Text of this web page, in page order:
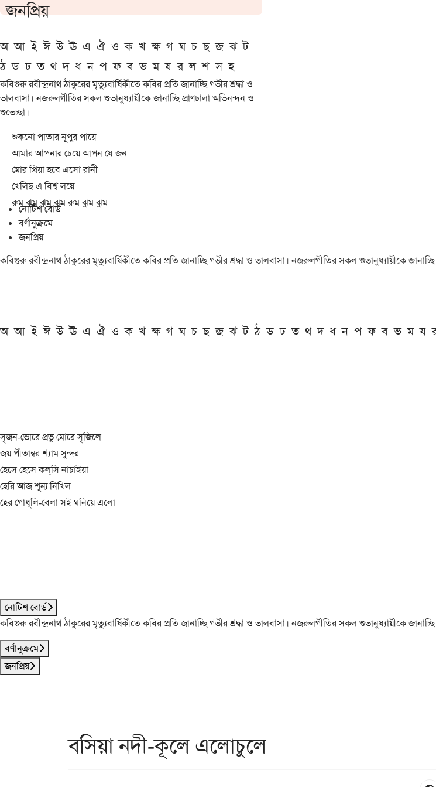
জনপ্রিয়
অ আ ই ঈ উ ঊ এ ঐ ও ক খ ক্ষ গ ঘ চ ছ জ ঝ ট
ঠ ড ঢ ত থ দ ধ ন প ফ ব ভ ম য র ল শ স হ
কবিগুরু রবীন্দ্রনাথ ঠাকুরের মৃত্যুবার্ষিকীতে কবির প্রতি জানাচ্ছি গভীর শ্রদ্ধা ও
ভালবাসা। নজরুলগীতির সকল শুভানুধ্যায়ীকে জানাচ্ছি প্রাণঢালা অভিনন্দন ও
শুভেচ্ছা।
শুকনো পাতার নূপুর পায়ে
আমার আপনার চেয়ে আপন যে জন
মোর প্রিয়া হবে এসো রানী
খেলিছ এ বিশ্ব লয়ে
রুম্ ঝুম্ ঝুম্ ঝুম্ রুম্ ঝুম্ ঝুম্
নোটিশ বোর্ড
বর্ণানুক্রমে
জনপ্রিয়
কবিগুরু রবীন্দ্রনাথ ঠাকুরের মৃত্যুবার্ষিকীতে কবির প্রতি জানাচ্ছি গভীর শ্রদ্ধা ও ভালবাসা। নজরুলগীতির সকল শুভানুধ্যায়ীকে
অ আ ই ঈ উ ঊ এ ঐ ও ক খ ক্ষ গ ঘ চ ছ জ ঝ ট ঠ ড ঢ ত থ দ ধ ন প ফ ব ভ ম য
সৃজন-ভোরে প্রভু মোরে সৃজিলে
জয় পীতাম্বর শ্যাম সুন্দর
হেসে হেসে কল্‌সি নাচাইয়া
হেরি আজ শূন্য নিখিল
হের গোধূলি-বেলা সই ঘনিয়ে এলো
নোটিশ বোর্ড
কবিগুরু রবীন্দ্রনাথ ঠাকুরের মৃত্যুবার্ষিকীতে কবির প্রতি জানাচ্ছি গভীর শ্রদ্ধা ও ভালবাসা। নজরুলগীতির সকল শুভানুধ্যায়ীকে
বর্ণানুক্রমে
জনপ্রিয়
বসিয়া নদী-কূলে এলোচুলে